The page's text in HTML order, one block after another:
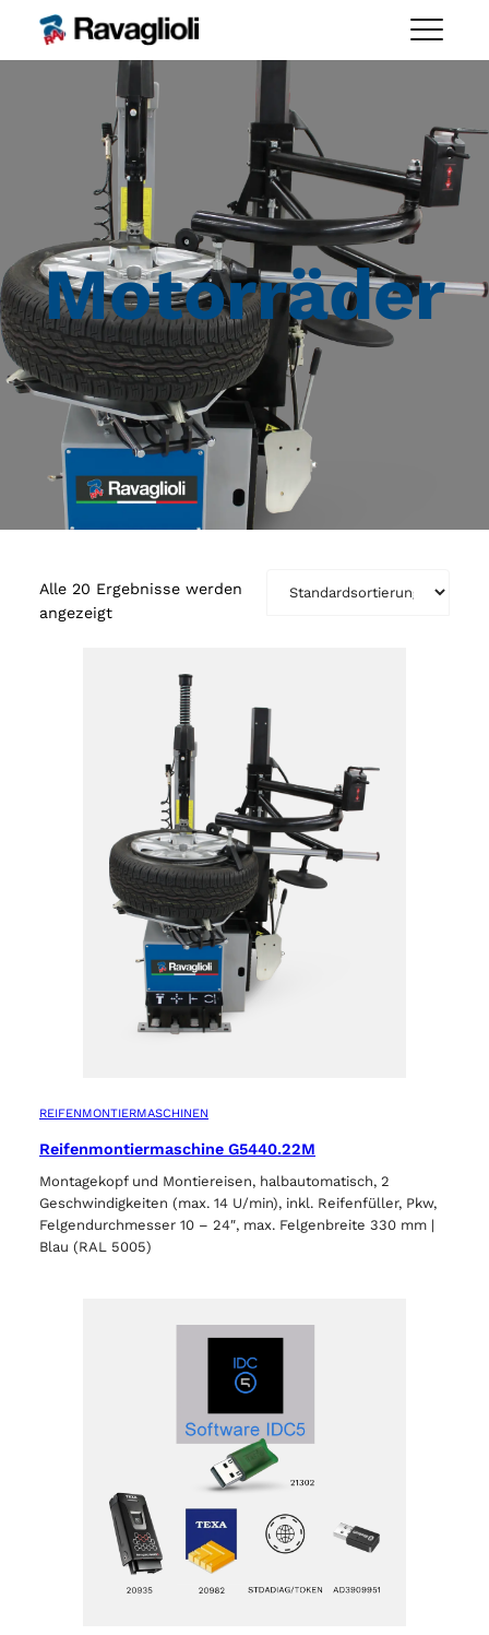
Motorräder
Alle 20 Ergebnisse werden
angezeigt
REIFENMONTIERMASCHINEN
Reifenmontiermaschine G5440.22M
Montagekopf und Montiereisen, halbautomatisch, 2
Geschwindigkeiten (max. 14 U/min), inkl. Reifenfüller, Pkw,
Felgendurchmesser 10 – 24″, max. Felgenbreite 330 mm |
Blau (RAL 5005)